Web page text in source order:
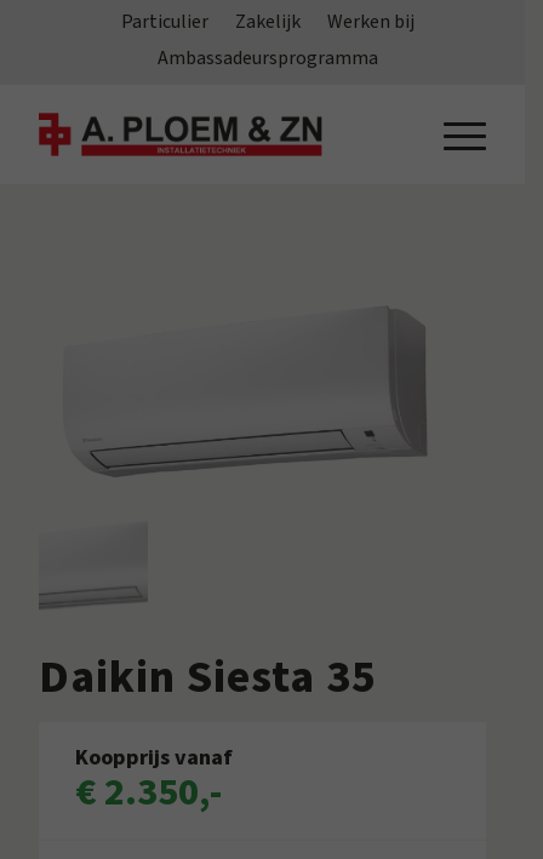
Particulier Zakelijk
Werken bij
Ambassadeursprogramma
Daikin Siesta 35
Koopprijs vanaf
€ 2.350,-